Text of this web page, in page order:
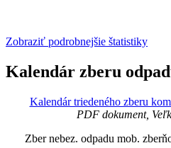
Zobraziť podrobnejšie štatistiky
Kalendár zberu
Kalendár triedeného zberu
PDF dokument,
Zber nebez. odpadu mob.